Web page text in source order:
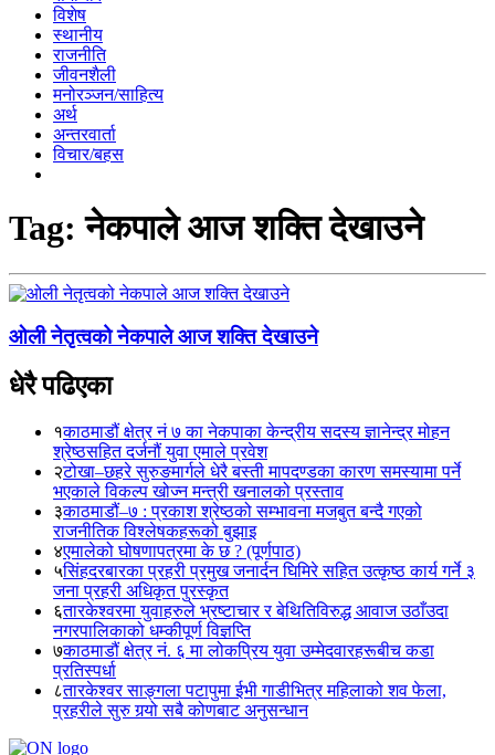
विशेष
स्थानीय
राजनीति
जीवनशैली
मनोरञ्जन/साहित्य
अर्थ
अन्तरवार्ता
विचार/बहस
Tag:नेकपाले आज शक्ति देखाउने
ओली नेतृत्वको नेकपाले आज शक्ति देखाउने
धेरै पढिएका
१काठमाडौं क्षेत्र नं ७ का नेकपाका केन्द्रीय सदस्य ज्ञानेन्द्र मोहन
श्रेष्ठसहित दर्जनौं युवा एमाले प्रवेश
२टोखा–छहरे सुरुङमार्गले धेरै बस्ती मापदण्डका कारण समस्यामा पर्ने
भएकाले विकल्प खोज्न मन्त्री खनालको प्रस्ताव
३काठमाडौं–७ : प्रकाश श्रेष्ठको सम्भावना मजबुत बन्दै गएको
राजनीतिक विश्लेषकहरूको बुझाइ
४एमालेको घोषणापत्रमा के छ ? (पूर्णपाठ)
५सिंहदरबारका प्रहरी प्रमुख जनार्दन घिमिरे सहित उत्कृष्ठ कार्य गर्ने ३
जना प्रहरी अधिकृत पुरस्कृत
६तारकेश्वरमा युवाहरुले भ्रष्टाचार र बेथितिविरुद्ध आवाज उठाँउदा
नगरपालिकाको धम्कीपूर्ण विज्ञप्ति
७काठमाडौं क्षेत्र नं. ६ मा लोकप्रिय युवा उम्मेदवारहरूबीच कडा
प्रतिस्पर्धा
८तारकेश्वर साङ्गला पटापुमा ईभी गाडीभित्र महिलाको शव फेला,
प्रहरीले सुरु गर्‍यो सबै कोणबाट अनुसन्धान